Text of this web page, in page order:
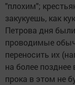
"плохим";
закукуешь, как
Петрова дня
проводимые
переносить их
на более
прока в этом не